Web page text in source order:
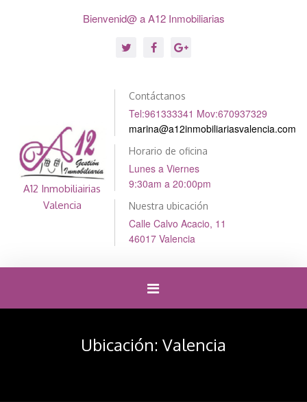
Bienvenid@ a A12 Inmobiliarias
A12 Inmobiliairias
Valencia
Contáctanos
Tel:961333341 Mov:670937329
marina@a12inmobiliariasvalencia.com
Horario de oficina
Lunes a Viernes
9:30am a 20:00pm
Nuestra ubicación
Calle Calvo Acacio, 11
46017 Valencia
Cambiar
Ubicación: Valencia